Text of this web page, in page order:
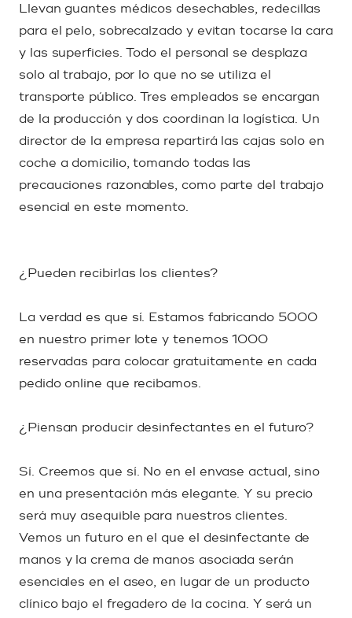
Llevan guantes médicos desechables, redecillas
para el pelo, sobrecalzado y evitan tocarse la cara
y las superficies. Todo el personal se desplaza
solo al trabajo, por lo que no se utiliza el
transporte público. Tres empleados se encargan
de la producción y dos coordinan la logística. Un
director de la empresa repartirá las cajas solo en
coche a domicilio, tomando todas las
precauciones razonables, como parte del trabajo
esencial en este momento.
¿Pueden recibirlas los clientes?
La verdad es que sí. Estamos fabricando 5000
en nuestro primer lote y tenemos 1000
reservadas para colocar gratuitamente en cada
pedido online que recibamos.
¿Piensan producir desinfectantes en el futuro?
Sí. Creemos que sí. No en el envase actual, sino
en una presentación más elegante. Y su precio
será muy asequible para nuestros clientes.
Vemos un futuro en el que el desinfectante de
manos y la crema de manos asociada serán
esenciales en el aseo, en lugar de un producto
clínico bajo el fregadero de la cocina. Y será un